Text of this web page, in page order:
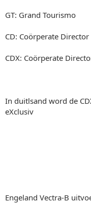
GT: Grand Tourismo
CD: Coörperate Director
CDX: Coörperate
In duitlsand word de
eXclusiv
Engeland Vectra-B